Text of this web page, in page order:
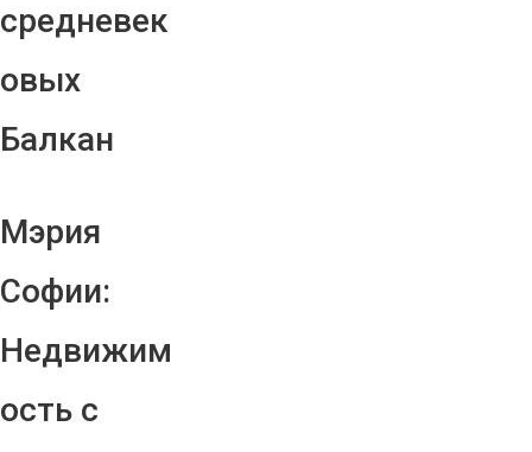
средневек
овых
Балкан
Мэрия
Софии:
Недвижим
ость с